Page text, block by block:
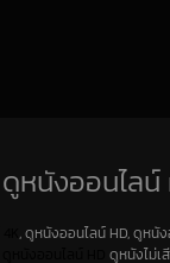
ดูหนังออนไลน์
, ดูหนังออนไลน์ HD, ดูหนั
ดูหนังไม่เ